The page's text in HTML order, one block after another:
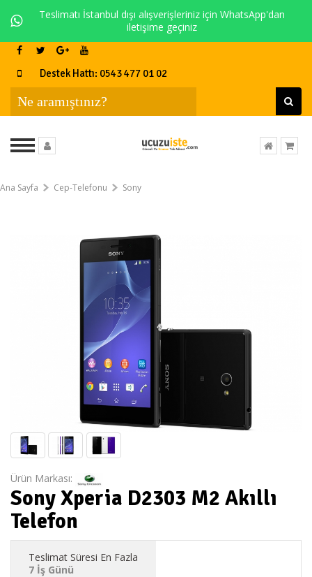
Teslimatı İstanbul dışı alışverişleriniz için WhatsApp'dan
iletişime geçiniz
Destek Hattı: 0543 477 01 02
Ana Sayfa Cep-Telefonu Sony
Ürün Markası:
Sony Xperia D2303 M2 Akıllı
Telefon
Teslimat Süresi En Fazla
7 İş Günü